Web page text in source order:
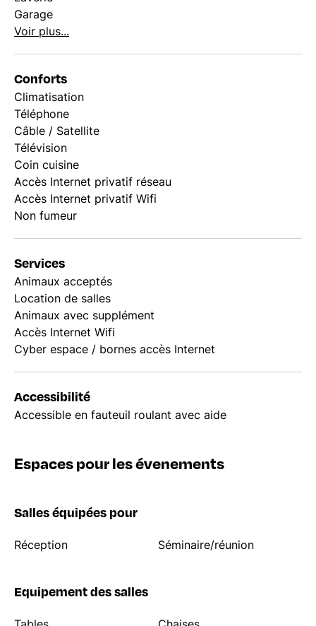
Garage
Voir plus...
Conforts
Climatisation
Téléphone
Câble / Satellite
Télévision
Coin cuisine
Accès Internet privatif réseau
Accès Internet privatif Wifi
Non fumeur
Services
Animaux acceptés
Location de salles
Animaux avec supplément
Accès Internet Wifi
Cyber espace / bornes accès Internet
Accessibilité
Accessible en fauteuil roulant avec aide
Espaces pour les évenements
Salles équipées pour
Réception Séminaire/réunion
Equipement des salles